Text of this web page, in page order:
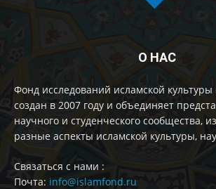
О НАС
Фонд исследований исламской
создан в 2007 году и объединяет
научного и студенческого сообщества,
разные аспекты исламской культуры,
Cвязаться с нами :
Почта: info@islamfond.ru